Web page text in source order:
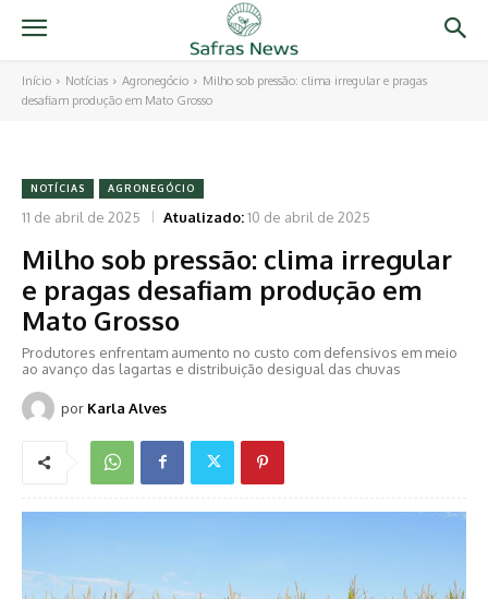
Início Notícias Agronegócio
Milho sob pressão: clima irregular e pragas
desafiam produção em Mato Grosso
NOTÍCIAS AGRONEGÓCIO
11 de abril de 2025 Atualizado:10 de abril de 2025
Milho sob pressão: clima irregular
e pragas desafiam produção em
Mato Grosso
Produtores enfrentam aumento no custo com defensivos em meio
ao avanço das lagartas e distribuição desigual das chuvas
por Karla Alves